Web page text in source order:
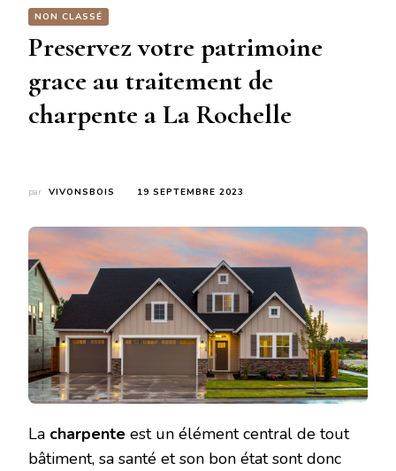
NON CLASSÉ
Preservez votre patrimoine
grace au traitement de
charpente a La Rochelle
par VIVONSBOIS 19 SEPTEMBRE 2023
La charpente est un élément central de tout
bâtiment, sa santé et son bon état sont donc